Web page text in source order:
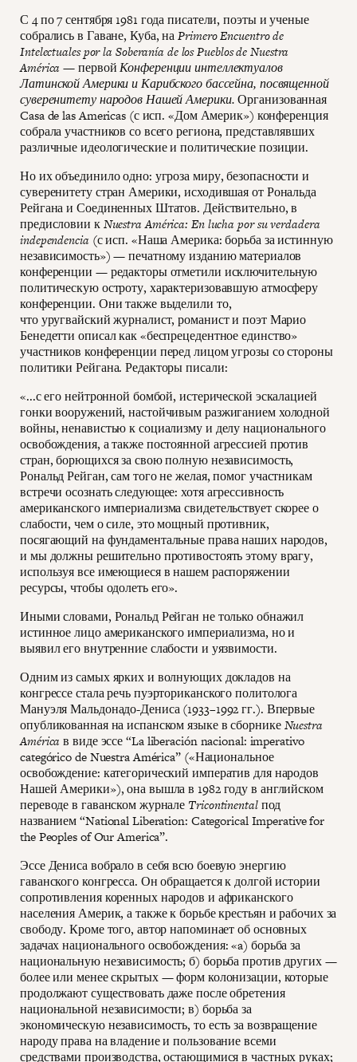
С 4 по 7 сентября 1981 года писатели, поэты и ученые
собрались в Гаване, Куба, наPrimero Encuentro de
Intelectuales por la Soberanía de los Pueblos de Nuestra
América —первойКонференции интеллектуалов
Латинской Америки и Карибского бассейна, посвященной
суверенитету народов Нашей Америки.Организованная
Casa de las Americas (с исп. «Дом Америк») конференция
собрала участников со всего региона, представлявших
различные идеологические и политические позиции.
Но их объединило одно: угроза миру, безопасности и
суверенитету стран Америки, исходившая от Рональда
Рейгана и Соединенных Штатов. Действительно, в
предисловии кNuestra América: En lucha por su verdadera
independencia (с исп. «Наша Америка: борьба за истинную
независимость») — печатному изданию материалов
конференции — редакторы отметили исключительную
политическую остроту, характеризовавшую атмосферу
конференции. Они также выделили то,
что уругвайский журналист, романист и поэт Марио
Бенедетти описал как «беспрецедентное единство»
участников конференции перед лицом угрозы со стороны
политики Рейгана. Редакторы писали:
«...с его нейтронной бомбой, истерической эскалацией
гонки вооружений, настойчивым разжиганием холодной
войны, ненавистью к социализму и делу национального
освобождения, а также постоянной агрессией против
стран, борющихся за свою полную независимость,
Рональд Рейган, сам того не желая, помог участникам
встречи осознать следующее: хотя агрессивность
американского империализма свидетельствует скорее о
слабости, чем о силе, это мощный противник,
посягающий на фундаментальные права наших народов,
и мы должны решительно противостоять этому врагу,
используя все имеющиеся в нашем распоряжении
ресурсы, чтобы одолеть его».
Иными словами, Рональд Рейган не только обнажил
истинное лицо американского империализма, но и
выявил его внутренние слабости и уязвимости.
Одним из самых ярких и волнующих докладов на
конгрессе стала речь пуэрториканского политолога
Мануэля Мальдонадо-Дениса (1933–1992 гг.). Впервые
опубликованная на испанском языке в сборникеNuestra
América в виде эссе “La liberación nacional: imperativo
categórico de Nuestra América” («Национальное
освобождение: категорический императив для народов
Нашей Америки»), она вышла в 1982 году в английском
переводе в гаванском журнале Tricontinentalпод
названием “National Liberation: Categorical Imperative for
the Peoples of Our America”.
Эссе Дениса вобрало в себя всю боевую энергию
гаванского конгресса. Он обращается к долгой истории
сопротивления коренных народов и африканского
населения Америк, а также к борьбе крестьян и рабочих за
свободу. Кроме того, автор напоминает об основных
задачах национального освобождения: «a) борьба за
национальную независимость; б) борьба против других —
более или менее скрытых — форм колонизации, которые
продолжают существовать даже после обретения
национальной независимости; в) борьба за
экономическую независимость, то есть за возвращение
народу права на владение и пользование всеми
средствами производства, остающимися в частных руках;